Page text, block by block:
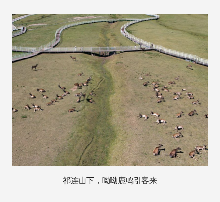
祁连山下，呦呦鹿鸣引客来